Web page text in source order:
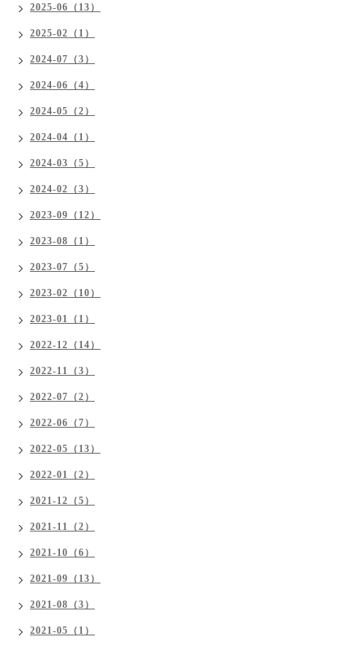
2025-06（13）
2025-02（1）
2024-07（3）
2024-06（4）
2024-05（2）
2024-04（1）
2024-03（5）
2024-02（3）
2023-09（12）
2023-08（1）
2023-07（5）
2023-02（10）
2023-01（1）
2022-12（14）
2022-11（3）
2022-07（2）
2022-06（7）
2022-05（13）
2022-01（2）
2021-12（5）
2021-11（2）
2021-10（6）
2021-09（13）
2021-08（3）
2021-05（1）